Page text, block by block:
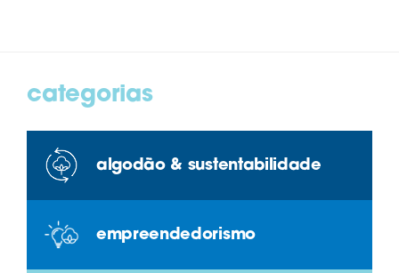
categorias
algodão & sustentabilidade
empreendedorismo